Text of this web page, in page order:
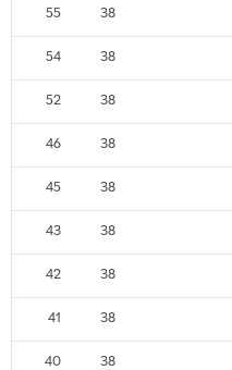
38
55
38
54
38
52
38
46
38
45
38
43
38
42
38
41
38
40